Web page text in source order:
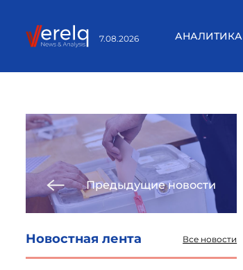
7.08.2026 АНАЛИТИКА
Предыдущие новости
Новостная лента Все новости